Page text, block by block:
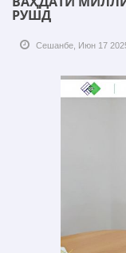
РУШД
Сешанбе, Июн 17